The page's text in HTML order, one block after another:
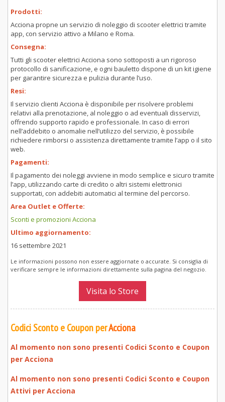
Prodotti:
Acciona propne un servizio di noleggio di scooter elettrici tramite
app, con servizio attivo a Milano e Roma.
Consegna:
Tutti gli scooter elettrici Acciona sono sottoposti a un rigoroso
protocollo di sanificazione, e ogni bauletto dispone di un kit igiene
per garantire sicurezza e pulizia durante l’uso.
Resi:
Il servizio clienti Acciona è disponibile per risolvere problemi
relativi alla prenotazione, al noleggio o ad eventuali disservizi,
offrendo supporto rapido e professionale. In caso di errori
nell’addebito o anomalie nell’utilizzo del servizio, è possibile
richiedere rimborsi o assistenza direttamente tramite l’app o il sito
web.
Pagamenti:
Il pagamento dei noleggi avviene in modo semplice e sicuro tramite
l’app, utilizzando carte di credito o altri sistemi elettronici
supportati, con addebiti automatici al termine del percorso.
Area Outlet e Offerte:
Sconti e promozioni Acciona
Ultimo aggiornamento:
16 settembre 2021
Le informazioni possono non essere aggiornate o accurate. Si consiglia di
verificare sempre le informazioni direttamente sulla pagina del negozio.
Visita lo Store
Codici Sconto e Coupon perAcciona
Al momento non sono presenti Codici Sconto e Coupon
per Acciona
Al momento non sono presenti Codici Sconto e Coupon
Attivi per Acciona